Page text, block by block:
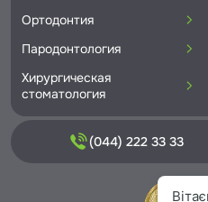
Ортодонтия
Пародонтология
Хирургическая
стоматология
(044) 222 33 33